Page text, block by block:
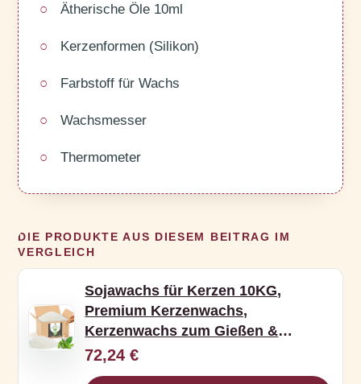
Ätherische Öle 10ml
Kerzenformen (Silikon)
Farbstoff für Wachs
Wachsmesser
Thermometer
DIE PRODUKTE AUS DIESEM BEITRAG IM
VERGLEICH
Sojawachs für Kerzen 10KG,
Premium Kerzenwachs,
Kerzenwachs zum Gießen &
Kerzenh
72,24 €